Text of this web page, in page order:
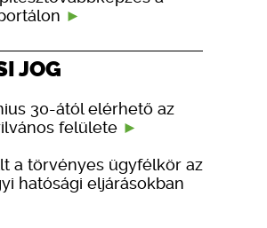
JOG
30-ától elérhető az
felülete
a törvényes ügyfélkör az
hatósági eljárásokban